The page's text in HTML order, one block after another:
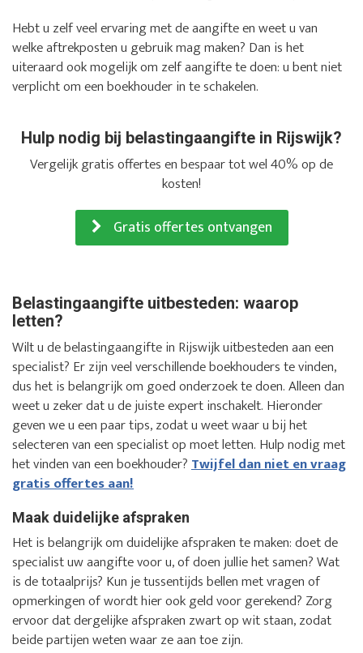
Hebt u zelf veel ervaring met de aangifte en weet u van
welke aftrekposten u gebruik mag maken? Dan is het
uiteraard ook mogelijk om zelf aangifte te doen: u bent niet
verplicht om een boekhouder in te schakelen.
Hulp nodig bij belastingaangifte in Rijswijk?
Vergelijk gratis offertes en bespaar tot wel 40% op de
kosten!
Gratis offertes ontvangen
Belastingaangifte uitbesteden: waarop
letten?
Wilt u de belastingaangifte in Rijswijk uitbesteden aan een
specialist? Er zijn veel verschillende boekhouders te vinden,
dus het is belangrijk om goed onderzoek te doen. Alleen dan
weet u zeker dat u de juiste expert inschakelt. Hieronder
geven we u een paar tips, zodat u weet waar u bij het
selecteren van een specialist op moet letten. Hulp nodig met
het vinden van een boekhouder?Twijfel dan niet en vraag
gratis offertes aan!
Maak duidelijke afspraken
Het is belangrijk om duidelijke afspraken te maken: doet de
specialist uw aangifte voor u, of doen jullie het samen? Wat
is de totaalprijs? Kun je tussentijds bellen met vragen of
opmerkingen of wordt hier ook geld voor gerekend? Zorg
ervoor dat dergelijke afspraken zwart op wit staan, zodat
beide partijen weten waar ze aan toe zijn.